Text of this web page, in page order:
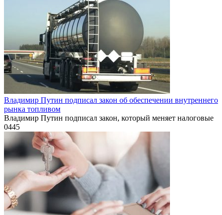
Владимир Путин подписал закон об обеспечении внутреннего
рынка топливом
Владимир Путин подписал закон, который меняет налоговые
0445